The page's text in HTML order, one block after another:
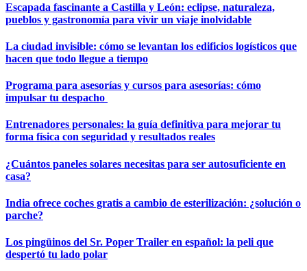
Escapada fascinante a Castilla y León: eclipse, naturaleza,
pueblos y gastronomía para vivir un viaje inolvidable
La ciudad invisible: cómo se levantan los edificios logísticos que
hacen que todo llegue a tiempo
Programa para asesorías y cursos para asesorías: cómo
impulsar tu despacho
Entrenadores personales: la guía definitiva para mejorar tu
forma física con seguridad y resultados reales
¿Cuántos paneles solares necesitas para ser autosuficiente en
casa?
India ofrece coches gratis a cambio de esterilización: ¿solución o
parche?
Los pingüinos del Sr. Poper Trailer en español: la peli que
despertó tu lado polar